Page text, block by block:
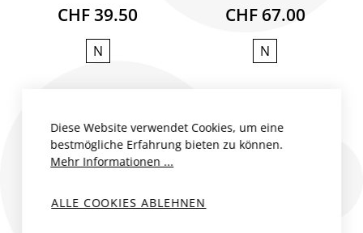
CHF 39.50
N
CHF 67.00
N
Diese Website verwendet Cookies, um eine
bestmögliche Erfahrung bieten zu können.
Mehr Informationen ...
ALLE COOKIES ABLEHNEN